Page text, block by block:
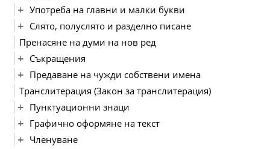
Употреба на главни и малки букви
Слято, полуслято и разделно писане
Пренасяне на думи на нов ред
Съкращения
Предаване на чужди собствени имена
Транслитерация (Закон за транслитерация)
Пунктуационни знаци
Графично оформяне на текст
Членуване